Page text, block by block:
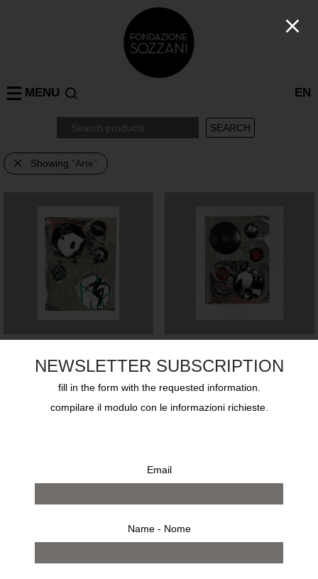
EN
MENU
Showing “Arte”
cinque spille, colore
cinque spille, colore
rosso
120,00
NEWSLETTER SUBSCRIPTION
fill in the form with the requested information.
compilare il modulo con le informazioni richieste.
Email
Name - Nome